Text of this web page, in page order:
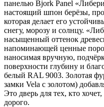
панелью Bjork Panel
настоящий шпон берёзы,
которая делает его
снегу, морозу и солнцу.
насыщенный оттенок
напоминающей ценные
наносимая вручную,
поверхности глубину и
белый RAL 9003. Золотая
замки Vela с золотом)
Это дверь для тех, кто
дорого.